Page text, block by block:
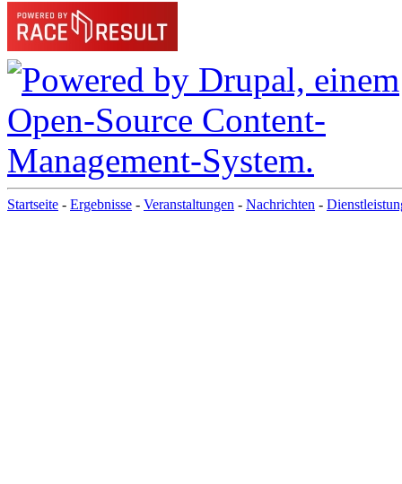
Startseite - Ergebnisse - Veranstaltungen - Nachrichten -